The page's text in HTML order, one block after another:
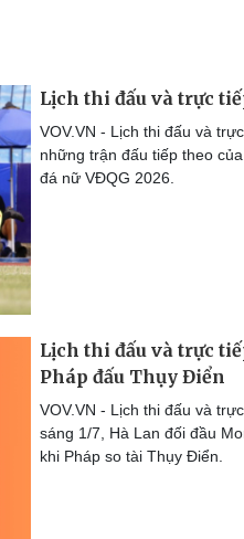
Lịch thi đấu và trực
VOV.VN - Lịch thi đấu và
những trận đấu tiếp theo
đá nữ VĐQG 2026.
Lịch thi đấu và trực
Pháp đấu Thụy Điển
VOV.VN - Lịch thi đấu và
sáng 1/7, Hà Lan đối đầu
khi Pháp so tài Thụy Điển.